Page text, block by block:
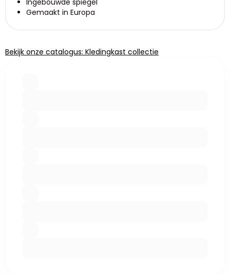
Ingebouwde spiegel
Gemaakt in Europa
Bekijk onze catalogus: Kledingkast collectie